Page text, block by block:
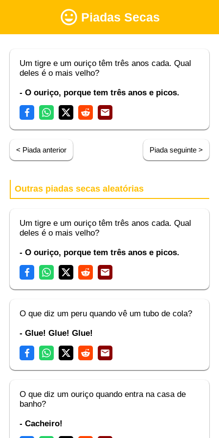
Piadas Secas
Um tigre e um ouriço têm três anos cada. Qual
deles é o mais velho?
- O ouriço, porque tem três anos e picos.
< Piada anterior Piada seguinte >
Outras piadas secas aleatórias
Um tigre e um ouriço têm três anos cada. Qual
deles é o mais velho?
- O ouriço, porque tem três anos e picos.
O que diz um peru quando vê um tubo de cola?
- Glue! Glue! Glue!
O que diz um ouriço quando entra na casa de
banho?
- Cacheiro!